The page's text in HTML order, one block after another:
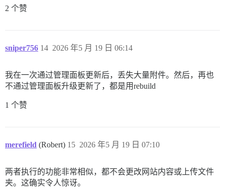
2 个赞
sniper756 2026 年5 月 19 日 06:14
14
我在一次通过管理面板更新后，丢失大量附件。然后，再也
不通过管理面板升级更新了，都是用rebuild
1 个赞
merefield (Robert) 2026 年5 月 19 日 07:10
15
两者执行的功能非常相似，都不会更改网站内容或上传文件
夹。这确实令人惊讶。